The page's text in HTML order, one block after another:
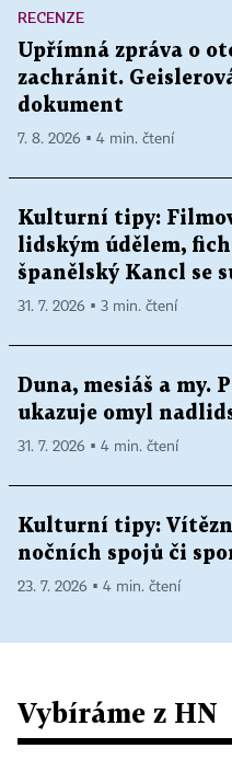
RECENZE
Upřímná zpráva o
zachránit.
dokument
7. 8. 2026 ▪ 4 min. čtení
Kulturní tipy:
lidským údělem,
španělský Kancl se
31. 7. 2026 ▪ 3 min. čtení
Duna, mesiáš a my.
ukazuje omyl
31. 7. 2026 ▪ 4 min. čtení
Kulturní tipy:
nočních spojů či
23. 7. 2026 ▪ 4 min. čtení
Vybíráme z HN